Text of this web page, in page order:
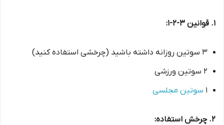
۱. قوانین ۳-۲-۱:
۳ سوتین روزانه داشته باشید (چرخشی استفاده کنید)
۲ سوتین ورزشی
۱ سوتین مجلسی
۲. چرخش استفاده: